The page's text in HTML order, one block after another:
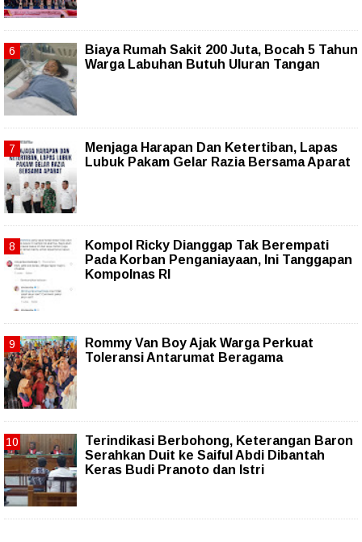
Biaya Rumah Sakit 200 Juta, Bocah 5 Tahun
Warga Labuhan Butuh Uluran Tangan
Menjaga Harapan Dan Ketertiban, Lapas
Lubuk Pakam Gelar Razia Bersama Aparat
Kompol Ricky Dianggap Tak Berempati
Pada Korban Penganiayaan, Ini Tanggapan
Kompolnas RI
Rommy Van Boy Ajak Warga Perkuat
Toleransi Antarumat Beragama
Terindikasi Berbohong, Keterangan Baron
Serahkan Duit ke Saiful Abdi Dibantah
Keras Budi Pranoto dan Istri